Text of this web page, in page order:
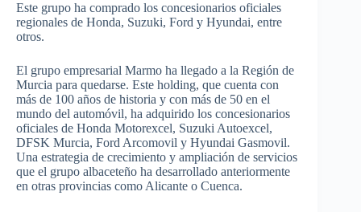
Este grupo ha comprado los concesionarios oficiales
regionales de Honda, Suzuki, Ford y Hyundai, entre
otros.
El grupo empresarial Marmo ha llegado a la Región de
Murcia para quedarse. Este holding, que cuenta con
más de 100 años de historia y con más de 50 en el
mundo del automóvil, ha adquirido los concesionarios
oficiales de Honda Motorexcel, Suzuki Autoexcel,
DFSK Murcia, Ford Arcomovil y Hyundai Gasmovil.
Una estrategia de crecimiento y ampliación de servicios
que el grupo albaceteño ha desarrollado anteriormente
en otras provincias como Alicante o Cuenca.